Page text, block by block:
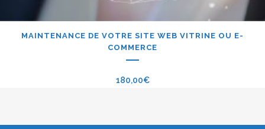
MAINTENANCE DE VOTRE SITE WEB VITRINE OU E-
COMMERCE
180,00€